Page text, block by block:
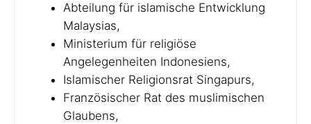
Abteilung für islamische Entwicklung
Malaysias,
Ministerium für religiöse
Angelegenheiten Indonesiens,
Islamischer Religionsrat Singapurs,
Französischer Rat des muslimischen
Glaubens,